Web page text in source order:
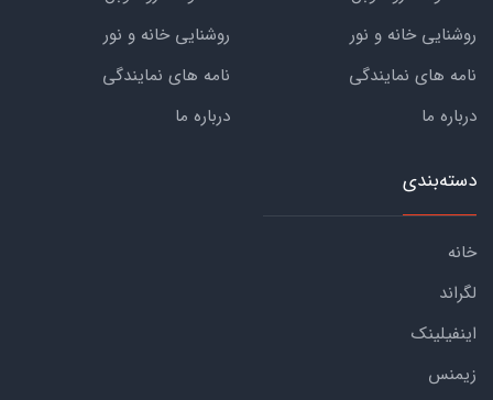
روشنایی خانه و نور
نامه های نمایندگی
درباره ما
روشنایی خانه و نور
نامه های نمایندگی
درباره ما
دسته‌بندی
خانه
لگراند
اینفیلینک
زیمنس